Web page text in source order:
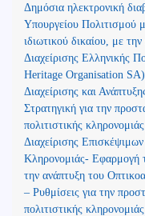
Δημόσια ηλεκτρονική
Υπουργείου Πολιτισμού
ιδιωτικού δικαίου, με
Διαχείρισης Ελληνικής
Heritage Organisation
Διαχείρισης και
Στρατηγική για την
πολιτιστικής
Διαχείρισης
Κληρονομιάς- Εφαρμογή
την ανάπτυξη του
– Ρυθμίσεις για την
πολιτιστικής